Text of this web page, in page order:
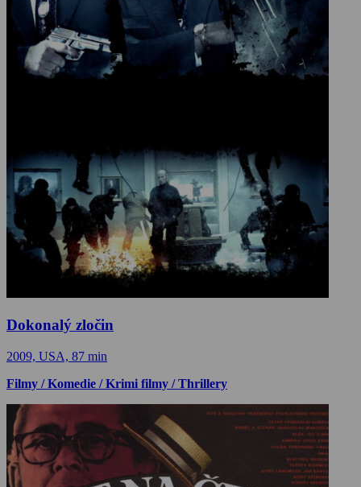
Dokonalý zločin
2009, USA, 87 min
Filmy / Komedie / Krimi filmy / Thrillery